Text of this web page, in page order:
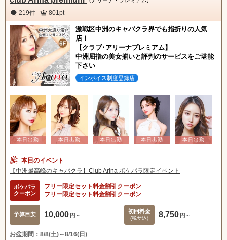
219件 801pt
激戦区中洲のキャバクラ界でも指折りの人気
店！
【クラブ･アリーナプレミアム】
中洲屈指の美女揃いと評判のサービスをご堪能
下さい
インボイス制度登録店
本日のイベント
【中洲最高峰のキャバクラ】Club Arina ポケパラ限定イベント
ポケパラ
クーポン
フリー限定セット料金割引クーポン
フリー限定セット料金割引クーポン
予算目安 10,000 円～
初回料金
(税サ込) 8,750 円～
お盆期間：8/8(土)～8/16(日)